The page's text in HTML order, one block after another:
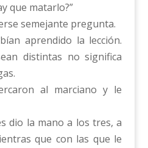
que matarlo?”
semejante pregunta.
aprendido la lección.
distintas no significa
al marciano y le
dio la mano a los tres, a
que con las que le